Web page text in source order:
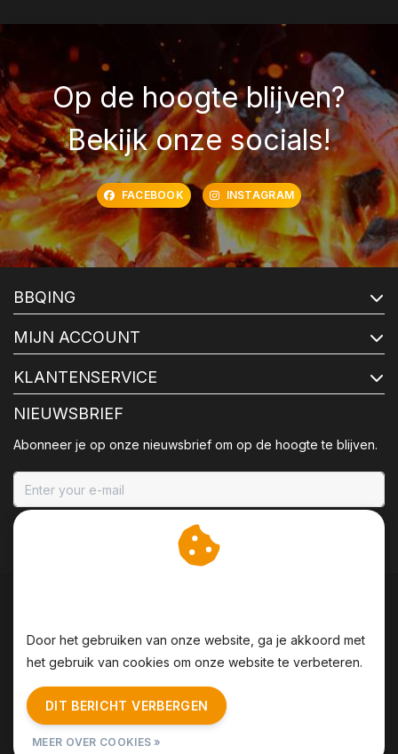
Op de hoogte blijven?
Bekijk onze socials!
FACEBOOK INSTAGRAM
BBQING
MIJN ACCOUNT
KLANTENSERVICE
NIEUWSBRIEF
Abonneer je op onze nieuwsbrief om op de hoogte te blijven.
Algemene voorwaarden | Disclaimer
Sitemap
| RSS Feed
Door het gebruiken van onze website, ga je akkoord met
het gebruik van cookies om onze website te verbeteren.
DIT BERICHT VERBERGEN
MEER OVER COOKIES »